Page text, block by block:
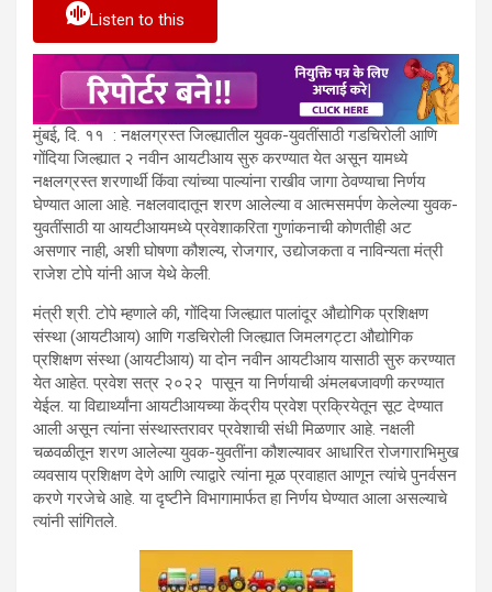
Listen to this
मुंबई, दि. ११ : नक्षलग्रस्त जिल्ह्यातील युवक-युवतींसाठी गडचिरोली आणि
गोंदिया जिल्ह्यात २ नवीन आयटीआय सुरु करण्यात येत असून यामध्ये
नक्षलग्रस्त शरणार्थी किंवा त्यांच्या पाल्यांना राखीव जागा ठेवण्याचा निर्णय
घेण्यात आला आहे. नक्षलवादातून शरण आलेल्या व आत्मसमर्पण केलेल्या युवक-
युवतींसाठी या आयटीआयमध्ये प्रवेशाकरिता गुणांकनाची कोणतीही अट
असणार नाही, अशी घोषणा कौशल्य, रोजगार, उद्योजकता व नाविन्यता मंत्री
राजेश टोपे यांनी आज येथे केली.
मंत्री श्री. टोपे म्हणाले की, गोंदिया जिल्ह्यात पालांदूर औद्योगिक प्रशिक्षण
संस्था (आयटीआय) आणि गडचिरोली जिल्ह्यात जिमलगट्टा औद्योगिक
प्रशिक्षण संस्था (आयटीआय) या दोन नवीन आयटीआय यासाठी सुरु करण्यात
येत आहेत. प्रवेश सत्र २०२२ पासून या निर्णयाची अंमलबजावणी करण्यात
येईल. या विद्यार्थ्यांना आयटीआयच्या केंद्रीय प्रवेश प्रक्रियेतून सूट देण्यात
आली असून त्यांना संस्थास्तरावर प्रवेशाची संधी मिळणार आहे. नक्षली
चळवळीतून शरण आलेल्या युवक-युवतींना कौशल्यावर आधारित रोजगाराभिमुख
व्यवसाय प्रशिक्षण देणे आणि त्याद्वारे त्यांना मूळ प्रवाहात आणून त्यांचे पुनर्वसन
करणे गरजेचे आहे. या दृष्टीने विभागामार्फत हा निर्णय घेण्यात आला असल्याचे
त्यांनी सांगितले.